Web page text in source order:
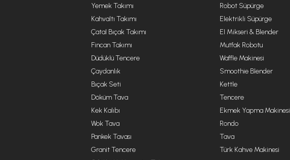
Yemek Takımı
Kahvaltı Takımı
Çatal Bıçak Takımı
Fincan Takımı
Düdüklü Tencere
Çaydanlık
Bıçak Seti
Döküm Tava
Kek Kalıbı
Wok Tava
Pankek Tavası
Granit Tencere
Robot Süpürge
Elektrikli Süpürge
El Mikseri & Blender
Mutfak Robotu
Waffle Makinesi
Smoothie Blender
Kettle
Tencere
Ekmek Yapma Makinesi
Rondo
Tava
Türk Kahve Makinesi